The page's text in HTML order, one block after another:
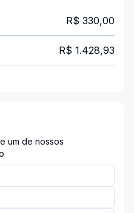
R$ 330,00
R$ 1.428,93
um de nossos